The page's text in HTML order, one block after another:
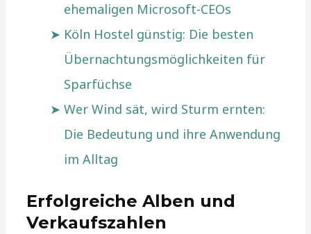
ehemaligen Microsoft-CEOs
Köln Hostel günstig: Die besten
Übernachtungsmöglichkeiten für
Sparfüchse
Wer Wind sät, wird Sturm ernten:
Die Bedeutung und ihre Anwendung
im Alltag
Erfolgreiche Alben und
Verkaufszahlen